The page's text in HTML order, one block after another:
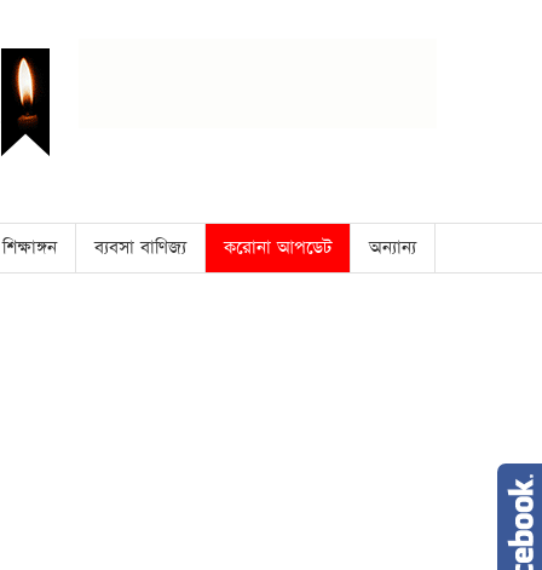
শিক্ষাঙ্গন ব্যবসা বাণিজ্য করোনা আপডেট অন্যান্য